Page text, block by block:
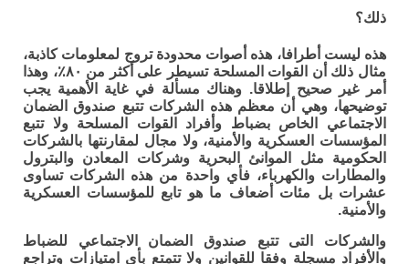
ذلك؟
هذه ليست أطرافا، هذه أصوات محدودة تروج لمعلومات كاذبة،
مثال ذلك أن القوات المسلحة تسيطر على أكثر من ٨٠٪، وهذا
أمر غير صحيح إطلاقا. وهناك مسألة في غاية الأهمية يجب
توضيحها، وهي أن معظم هذه الشركات تتبع صندوق الضمان
الاجتماعي الخاص بضباط وأفراد القوات المسلحة ولا تتبع
المؤسسات العسكرية والأمنية، ولا مجال لمقارنتها بالشركات
الحكومية مثل الموانئ البحرية وشركات المعادن والبترول
والمطارات والكهرباء، فأي واحدة من هذه الشركات تساوى
عشرات بل مئات أضعاف ما هو تابع للمؤسسات العسكرية
والأمنية.
والشركات التى تتبع صندوق الضمان الاجتماعي للضباط
والأفراد مسجلة وفقا للقوانين ولا تتمتع بأى امتيازات وتراجع